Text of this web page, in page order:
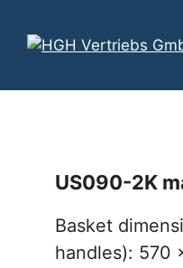
content
US090-2K
Basket
handles): 570